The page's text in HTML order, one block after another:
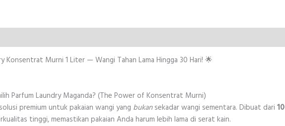
Konsentrat Murni 1 Liter — Wangi Tahan Lama Hingga 30 Hari! 🌟
Parfum Laundry Maganda? (The Power of Konsentrat Murni)
premium untuk pakaian wangi yang bukansekadar wangi sementara. Dibuat dari
tinggi, memastikan pakaian Anda harum lebih lama di serat kain.